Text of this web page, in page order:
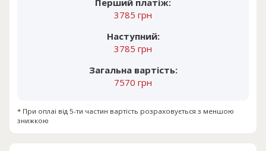
3785 грн
Наступний:
3785 грн
Загальна вартість:
7570 грн
* При оплаі від 5-ти частин вартість розраховується з меншою
знижкою